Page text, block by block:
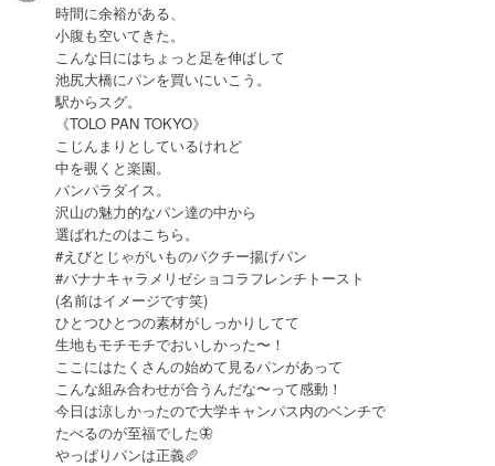
時間に余裕がある、
小腹も空いてきた。
こんな日にはちょっと足を伸ばして
池尻大橋にパンを買いにいこう。
駅からスグ。
《TOLO PAN TOKYO》
こじんまりとしているけれど
中を覗くと楽園。
パンパラダイス。
沢山の魅力的なパン達の中から
選ばれたのはこちら。
#えびとじゃがいものパクチー揚げパン
#バナナキャラメリゼショコラフレンチトースト
(名前はイメージです笑)
ひとつひとつの素材がしっかりしてて
生地もモチモチでおいしかった〜！
ここにはたくさんの始めて見るパンがあって
こんな組み合わせが合うんだな〜って感動！
今日は涼しかったので大学キャンパス内のベンチで
たべるのが至福でした🦋
やっぱりパンは正義🥖